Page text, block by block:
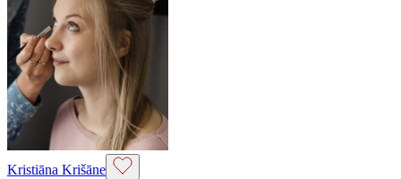
Kristiāna Krišāne